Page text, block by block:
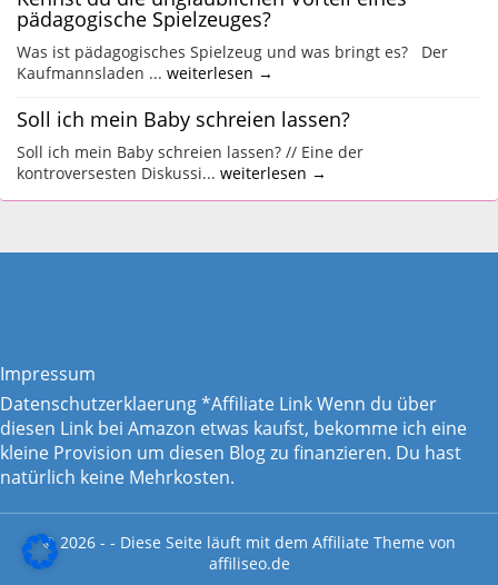
pädagogische Spielzeuges?
Was ist pädagogisches Spielzeug und was bringt es? Der
Kaufmannsladen ... weiterlesen →
Soll ich mein Baby schreien lassen?
Soll ich mein Baby schreien lassen? // Eine der
kontroversesten Diskussi... weiterlesen →
Impressum
Datenschutzerklaerung*Affiliate Link Wenn du über
diesen Link bei Amazon etwas kaufst, bekomme ich eine
kleine Provision um diesen Blog zu finanzieren. Du hast
natürlich keine Mehrkosten.
© 2026 - - Diese Seite läuft mit dem Affiliate Theme von
affiliseo.de